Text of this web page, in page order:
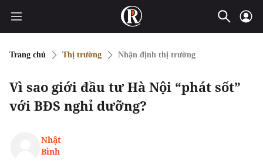
Trang chủ Thị trường Nhận định thị trường
Vì sao giới đầu tư Hà Nội “phát sốt”
với BĐS nghỉ dưỡng?
Nhật
Bình